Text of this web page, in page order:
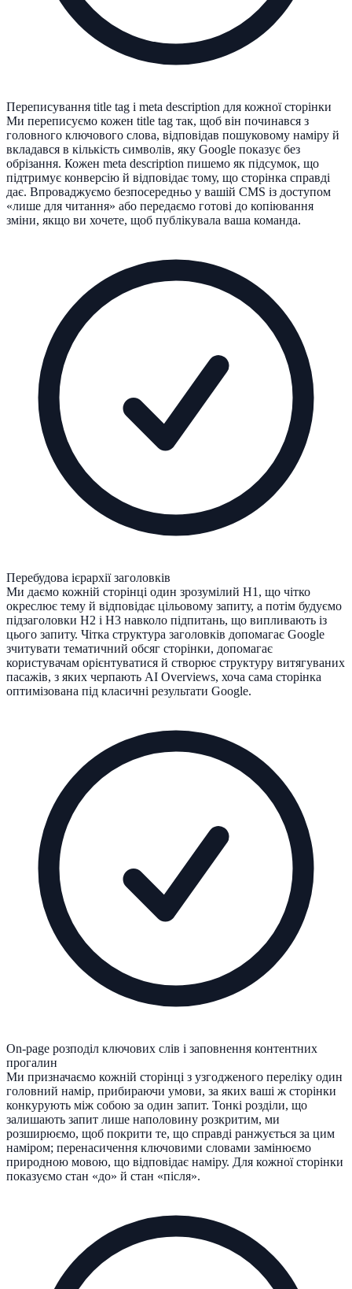
Переписування title tag і meta description для кожної сторінки
Ми переписуємо кожен title tag так, щоб він починався з
головного ключового слова, відповідав пошуковому наміру й
вкладався в кількість символів, яку Google показує без
обрізання. Кожен meta description пишемо як підсумок, що
підтримує конверсію й відповідає тому, що сторінка справді
дає. Впроваджуємо безпосередньо у вашій CMS із доступом
«лише для читання» або передаємо готові до копіювання
зміни, якщо ви хочете, щоб публікувала ваша команда.
Перебудова ієрархії заголовків
Ми даємо кожній сторінці один зрозумілий H1, що чітко
окреслює тему й відповідає цільовому запиту, а потім будуємо
підзаголовки H2 і H3 навколо підпитань, що випливають із
цього запиту. Чітка структура заголовків допомагає Google
зчитувати тематичний обсяг сторінки, допомагає
користувачам орієнтуватися й створює структуру витягуваних
пасажів, з яких черпають AI Overviews, хоча сама сторінка
оптимізована під класичні результати Google.
On-page розподіл ключових слів і заповнення контентних
прогалин
Ми призначаємо кожній сторінці з узгодженого переліку один
головний намір, прибираючи умови, за яких ваші ж сторінки
конкурують між собою за один запит. Тонкі розділи, що
залишають запит лише наполовину розкритим, ми
розширюємо, щоб покрити те, що справді ранжується за цим
наміром; перенасичення ключовими словами замінюємо
природною мовою, що відповідає наміру. Для кожної сторінки
показуємо стан «до» й стан «після».